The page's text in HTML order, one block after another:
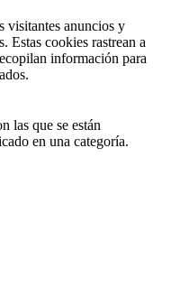
visitantes anuncios y
Estas cookies rastrean a
información para
las que se están
en una categoría.